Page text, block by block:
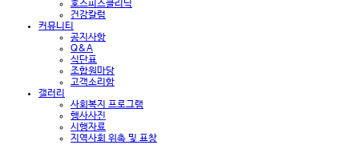
호스피스클리닉
건강칼럼
커뮤니티
공지사항
Q&A
식단표
조합원마당
고객소리함
갤러리
사회복지 프로그램
행사사진
시행자료
지역사회 위촉 및 표창